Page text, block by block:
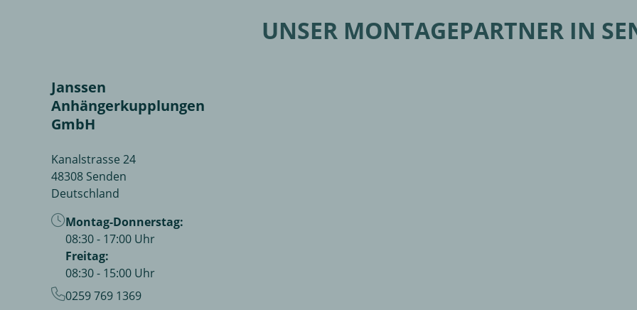
UNSER MONTAGEPARTNER IN
Janssen
Anhängerkupplungen
GmbH
Kanalstrasse 24
48308 Senden
Deutschland
Montag-Donnerstag:
08:30 - 17:00 Uhr
Freitag:
08:30 - 15:00 Uhr
0259 769 1369